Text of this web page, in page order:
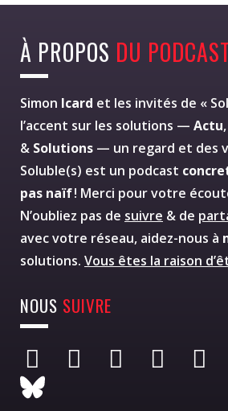
À PROPOS DU
Simon Icard et les invités de «
l’accent sur les solutions — Actu,
& Solutions — un regard et des
Soluble(s) est un podcast
pas naïf! Merci pour votre
N’oubliez pas de suivre & de
avec votre réseau, aidez-nous à
solutions. Vous êtes la raison
NOUS SUIVRE